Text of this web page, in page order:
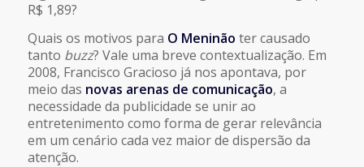
R$ 1,89?
Quais os motivos para O Meninão ter causado
tanto buzz? Vale uma breve contextualização. Em
2008, Francisco Gracioso já nos apontava, por
meio das novas arenas de comunicação, a
necessidade da publicidade se unir ao
entretenimento como forma de gerar relevância
em um cenário cada vez maior de dispersão da
atenção.